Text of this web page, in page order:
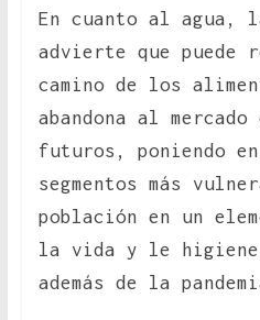
En cuanto al agua,
advierte que puede
camino de los
abandona al
futuros, poniendo
segmentos más
población en un
la vida y le
además de la